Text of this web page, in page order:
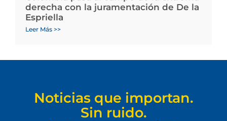
derecha con la juramentación de De la
Espriella
Leer Más >>
Noticias que importan.
Sin ruido.